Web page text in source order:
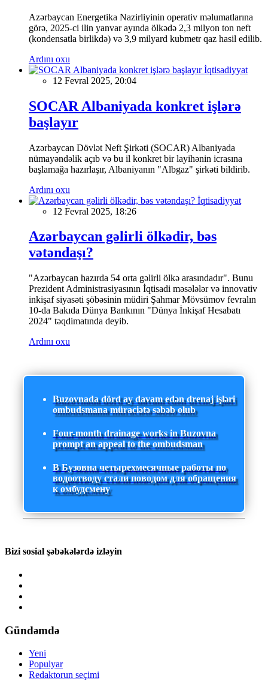
Azərbaycan Energetika Nazirliyinin operativ məlumatlarına
görə, 2025-ci ilin yanvar ayında ölkədə 2,3 milyon ton neft
(kondensatla birlikdə) və 3,9 milyard kubmetr qaz hasil edilib.
Ardını oxu
İqtisadiyyat
12 Fevral 2025, 20:04
SOCAR Albaniyada konkret işlərə
başlayır
Azərbaycan Dövlət Neft Şirkəti (SOCAR) Albaniyada
nümayəndəlik açıb və bu il konkret bir layihənin icrasına
başlamağa hazırlaşır, Albaniyanın "Albgaz" şirkəti bildirib.
Ardını oxu
İqtisadiyyat
12 Fevral 2025, 18:26
Azərbaycan gəlirli ölkədir, bəs
vətəndaşı?
"Azərbaycan hazırda 54 orta gəlirli ölkə arasındadır". Bunu
Prezident Administrasiyasının İqtisadi məsələlər və innovativ
inkişaf siyasəti şöbəsinin müdiri Şahmar Mövsümov fevralın
10-da Bakıda Dünya Bankının "Dünya İnkişaf Hesabatı
2024" təqdimatında deyib.
Ardını oxu
Buzovnada dörd ay davam edən drenaj işləri
ombudsmana müraciətə səbəb olub
Four-month drainage works in Buzovna
prompt an appeal to the ombudsman
В Бузовна четырехмесячные работы по
водоотводу стали поводом для обращения
к омбудсмену
Bizi sosial şəbəkələrdə izləyin
Gündəmdə
Yeni
Populyar
Redaktorun seçimi